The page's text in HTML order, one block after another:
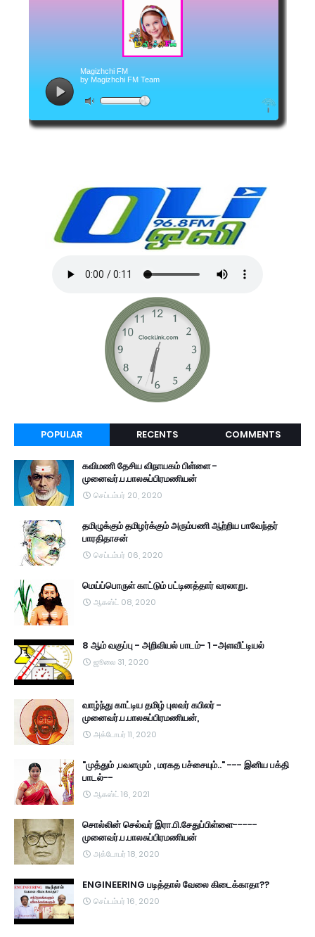
POPULAR RECENTS COMMENTS
கவிமணி தேசிய விநாயகம் பிள்ளை -
முனைவர்.ப.பாலசுப்பிரமணியன்
செப்டம்பர் 20, 2020
தமிழுக்கும் தமிழர்க்கும் அரும்பணி ஆற்றிய பாவேந்தர்
பாரதிதாசன்
செப்டம்பர் 06, 2020
மெய்ப்பொருள் காட்டும் பட்டினத்தார் வரலாறு.
ஆகஸ்ட் 08, 2020
8 ஆம் வகுப்பு - அறிவியல் பாடம்- 1 -அளவீட்டியல்
ஜூலை 31, 2020
வாழ்ந்து காட்டிய தமிழ் புலவர் கபிலர் -
முனைவர்.ப.பாலசுப்பிரமணியன்,
அக்டோபர் 11, 2020
"முத்தும் ,பவளமும் , மரகத பச்சையும்.." --- இனிய பக்தி
பாடல்--
ஆகஸ்ட் 16, 2021
சொல்லின் செல்வர் இரா.பி.சேதுப்பிள்ளை-----
முனைவர்.ப.பாலசுப்பிரமணியன்
அக்டோபர் 18, 2020
ENGINEERING படித்தால் வேலை கிடைக்காதா??
செப்டம்பர் 16, 2020